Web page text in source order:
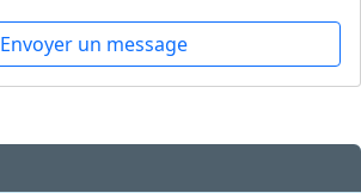
Envoyer un message